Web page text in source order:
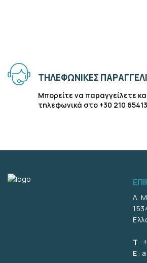
ΤΗΛΕΦΩΝΙΚΕΣ
Μπορείτε να παραγγείλετε
τηλεφωνικά στο +30 210
Λ.
T :
E :